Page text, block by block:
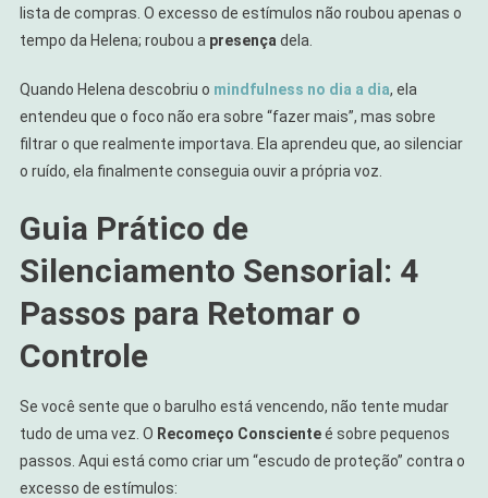
lista de compras. O excesso de estímulos não roubou apenas o
tempo da Helena; roubou a presença dela.
Quando Helena descobriu o mindfulness no dia a dia, ela
entendeu que o foco não era sobre “fazer mais”, mas sobre
filtrar o que realmente importava. Ela aprendeu que, ao silenciar
o ruído, ela finalmente conseguia ouvir a própria voz.
Guia Prático de
Silenciamento Sensorial: 4
Passos para Retomar o
Controle
Se você sente que o barulho está vencendo, não tente mudar
tudo de uma vez. O Recomeço Conscienteé sobre pequenos
passos. Aqui está como criar um “escudo de proteção” contra o
excesso de estímulos: